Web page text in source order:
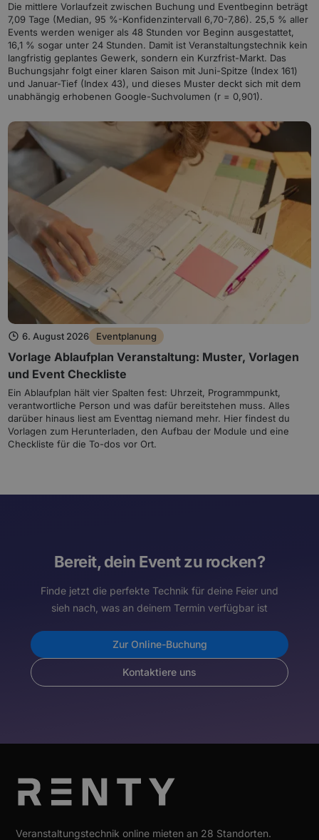
Die mittlere Vorlaufzeit zwischen Buchung und Eventbeginn beträgt
7,09 Tage (Median, 95 %-Konfidenzintervall 6,70-7,86). 25,5 % aller
Events werden weniger als 48 Stunden vor Beginn ausgestattet,
16,1 % sogar unter 24 Stunden. Damit ist Veranstaltungstechnik kein
langfristig geplantes Gewerk, sondern ein Kurzfrist-Markt. Das
Buchungsjahr folgt einer klaren Saison mit Juni-Spitze (Index 161)
und Januar-Tief (Index 43), und dieses Muster deckt sich mit dem
unabhängig erhobenen Google-Suchvolumen (r = 0,901).
6. August 2026 Eventplanung
Vorlage Ablaufplan Veranstaltung: Muster, Vorlagen
und Event Checkliste
Ein Ablaufplan hält vier Spalten fest: Uhrzeit, Programmpunkt,
verantwortliche Person und was dafür bereitstehen muss. Alles
darüber hinaus liest am Eventtag niemand mehr. Hier findest du
Vorlagen zum Herunterladen, den Aufbau der Module und eine
Checkliste für die To-dos vor Ort.
Bereit, dein Event zu rocken?
Finde jetzt die perfekte Technik für deine Feier und
sieh nach, was an deinem Termin verfügbar ist
Zur Online-Buchung
Kontaktiere uns
Veranstaltungstechnik online mieten an 28 Standorten.